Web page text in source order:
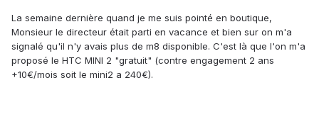
La semaine dernière quand je me suis pointé en boutique,
Monsieur le directeur était parti en vacance et bien sur on m'a
signalé qu'il n'y avais plus de m8 disponible. C'est là que l'on m'a
proposé le HTC MINI 2 "gratuit" (contre engagement 2 ans
+10€/mois soit le mini2 a 240€).